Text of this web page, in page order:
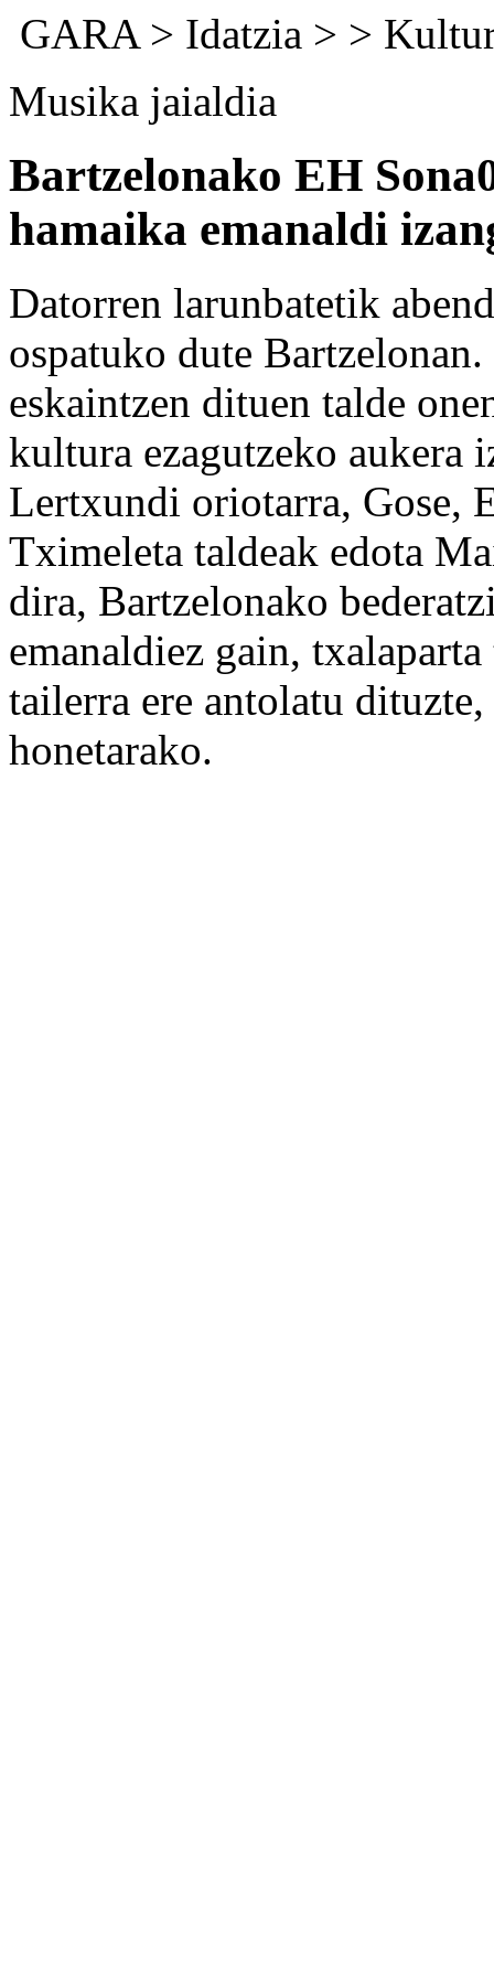
GARA> Idatzia > >
Musika jaialdia
Bartzelonako EH
hamaika emanaldi
Datorren larunbatetik
ospatuko dute
eskaintzen dituen talde
kultura ezagutzeko aukera
Lertxundi oriotarra, Gose,
Tximeleta taldeak edota
dira, Bartzelonako
emanaldiez gain,
tailerra ere antolatu
honetarako.